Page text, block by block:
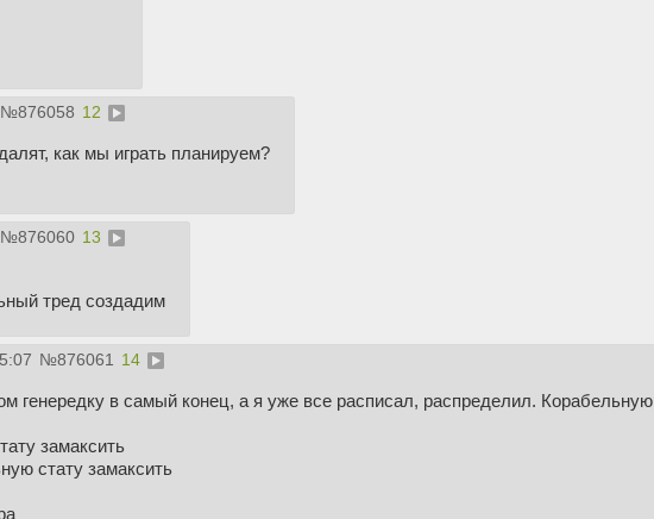
№876058 12
как мы играть планируем?
№876060 13
тред создадим
№876061 14
генередку в самый конец, а я уже все расписал, распределил.
замаксить
стату замаксить